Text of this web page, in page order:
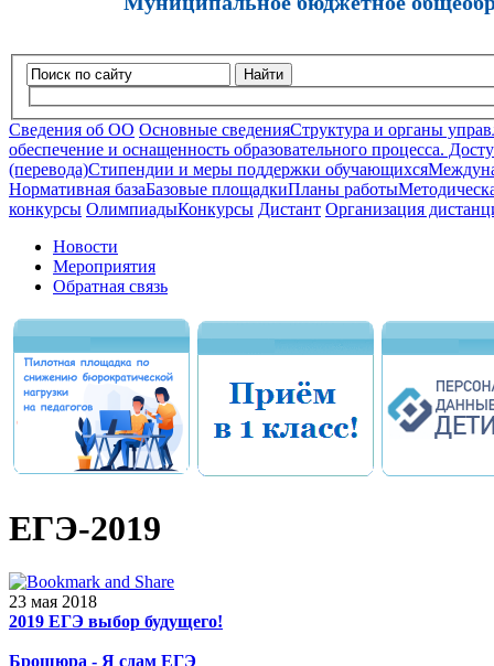
Найти
Сведения об ОО Основные сведенияСтруктура и органы
обеспечение и оснащенность образовательного процесса.
(перевода)Стипендии и меры поддержки обучающихся
Нормативная базаБазовые площадкиПланы работы
конкурсы ОлимпиадыКонкурсы Дистант Организация
Новости
Мероприятия
Обратная связь
ЕГЭ-2019
23 мая 2018
2019 ЕГЭ выбор будущего!
Брошюра - Я сдам ЕГЭ